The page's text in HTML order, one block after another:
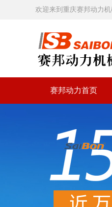
欢迎来到重庆赛邦动力机
赛邦动力首页